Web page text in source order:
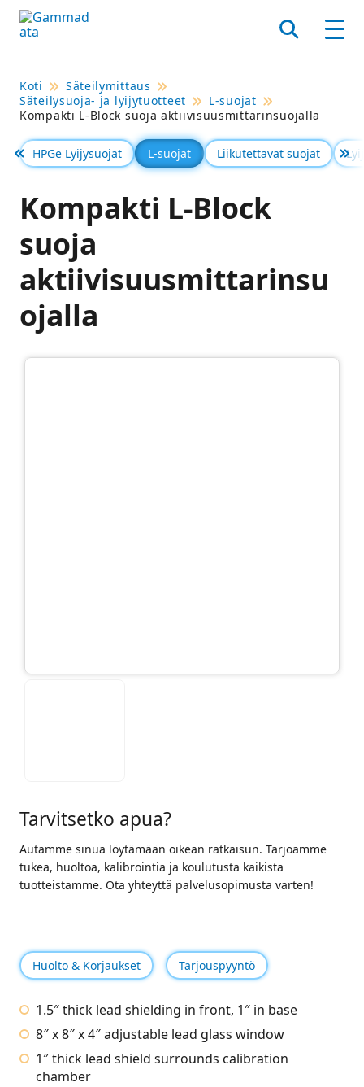
Siirry
pääsisältöönt
Hae
Koti
Säteilymittaus
Säteilysuoja- ja lyijytuotteet
L-suojat
Kompakti L-Block suoja aktiivisuusmittarinsuojalla
HPGe Lyijysuojat L-suojat Liikutettavat suojat
Föregående Se
Kompakti L-Block
suoja
aktiivisuusmittarinsu
ojalla
Tarvitsetko apua?
Autamme sinua löytämään oikean ratkaisun. Tarjoamme
tukea, huoltoa, kalibrointia ja koulutusta kaikista
tuotteistamme. Ota yhteyttä palvelusopimusta varten!
Huolto & Korjaukset Tarjouspyyntö
1.5″ thick lead shielding in front, 1″ in base
8″ x 8″ x 4″ adjustable lead glass window
1″ thick lead shield surrounds calibration
chamber